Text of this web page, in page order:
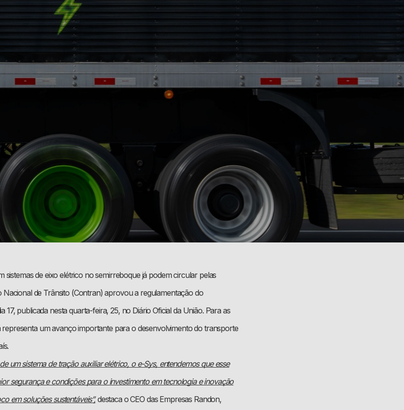
sistemas de eixo elétrico no semirreboque já podem circular pelas
Nacional de Trânsito (Contran) aprovou a regulamentação do
17, publicada nesta quarta-feira, 25, no Diário Oficial da União. Para as
representa um avanço importante para o desenvolvimento do transporte
um sistema de tração auxiliar elétrico, o e-Sys, entendemos que esse
segurança e condições para o investimento em tecnologia e inovação
em soluções sustentáveis”,destaca o CEO das Empresas Randon,